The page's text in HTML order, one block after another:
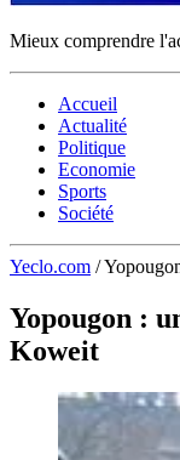
Mieux comprendre
Accueil
Actualité
Politique
Economie
Sports
Société
Yeclo.com /
Yopougon :
Koweit